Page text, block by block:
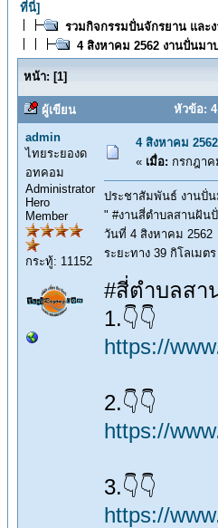
ที่นี่]
รวมกิจกรรมปั่นจักรยาน และ
4 สิงหาคม 2562 งานปั่นมา
หน้า: [1]
ผู้เขียน หัวข้อ:
admin
ไทยระยองด
อทคอม
Administrator
Hero
Member
กระทู้: 11152
4 สิงหาคม
« เมื่อ: กรกฎาค
ประชาสัมพันธ์ งานปั่น
" #งานสี่ตำบลสานฝัน
วันที่ 4 สิงหาคม 2562
ระยะทาง 39 กิโลเมตร
#สี่ตำบลสา
1.👇👇
https://
2.👇👇
https://
3.👇👇
https://